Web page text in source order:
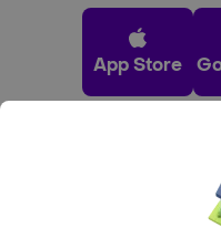
App Store
Pide tu comida